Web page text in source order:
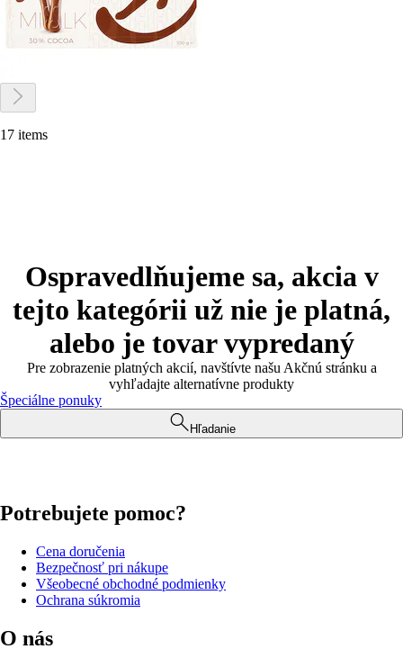
17 items
Ospravedlňujeme sa, akcia v
tejto kategórii už nie je platná,
alebo je tovar vypredaný
Pre zobrazenie platných akcií, navštívte našu Akčnú stránku a
vyhľadajte alternatívne produkty
Špeciálne ponuky
Hľadanie
Potrebujete pomoc?
Cena doručenia
Bezpečnosť pri nákupe
Všeobecné obchodné podmienky
Ochrana súkromia
O nás